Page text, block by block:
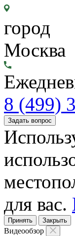
город
Москва
8 (499)
Задать вопрос
для вас.
Принять Закрыть
Видеообзор